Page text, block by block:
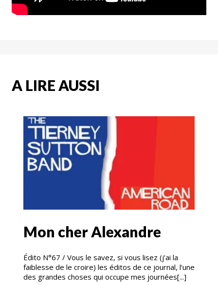
A LIRE AUSSI
Mon cher Alexandre
Édito N°67 / Vous le savez, si vous lisez (j’ai la
faiblesse de le croire) les éditos de ce journal, l’une
des grandes choses qui occupe mes journées[...]